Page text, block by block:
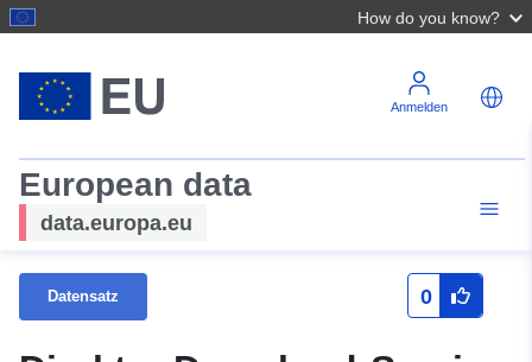
How do you know?
Anmelden
European data
data.europa.eu
Datensatz 0